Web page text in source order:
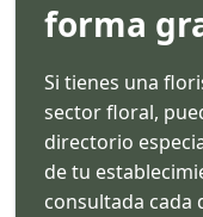
forma
Si tienes una
sector floral,
directorio
de tu
consultada cada